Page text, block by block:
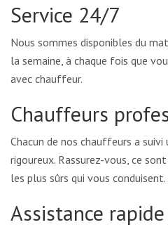
Service 24/7
Nous sommes disponibles du
la semaine, à chaque fois que
avec chauffeur.
Chauffeurs
Chacun de nos chauffeurs a
rigoureux. Rassurez-vous, ce
les plus sûrs qui vous conduisent.
Assistance rapide